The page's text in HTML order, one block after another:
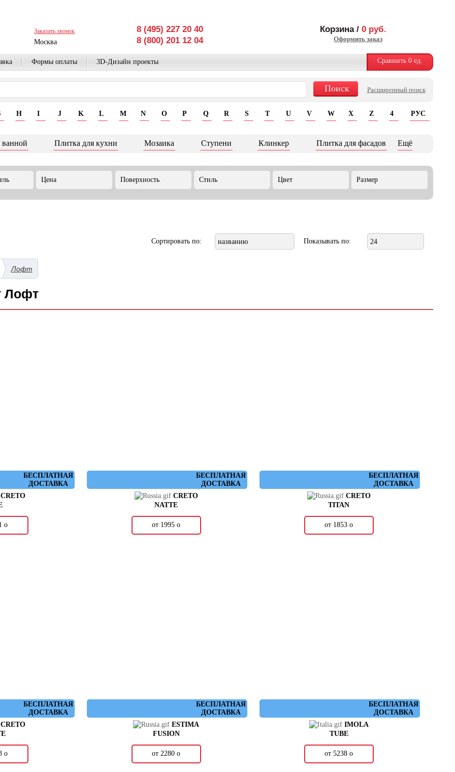
Заказать звонок
Москва
8 (495) 227 20 40
8 (800) 201 12 04
Корзина /0 руб.
Оформить заказ
Формы оплаты 3D-Дизайн проекты Сравнить 0ед.
Расширенный поиск
H I J K L M N O P Q R S T U V W X Z 4 РУС
ванной Плитка для кухни Мозаика Ступени Клинкер Плитка для фасадов Ещё
Цена Поверхность Стиль Цвет Размер
Лофт
Показывать по: 24
Сортировать по: названию
Лофт
БЕСПЛАТНАЯ
ДОСТАВКА
CRETO
о
БЕСПЛАТНАЯ
ДОСТАВКА
CRETO
NATTE
от 1995о
БЕСПЛАТНАЯ
ДОСТАВКА
CRETO
TITAN
от 1853о
БЕСПЛАТНАЯ
ДОСТАВКА
CRETO
о
БЕСПЛАТНАЯ
ДОСТАВКА
ESTIMA
FUSION
от 2280о
БЕСПЛАТНАЯ
ДОСТАВКА
IMOLA
TUBE
от 5238о